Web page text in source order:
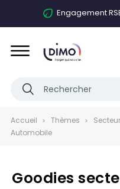
Engagement
Accueil Thèmes
Automobile
Goodies